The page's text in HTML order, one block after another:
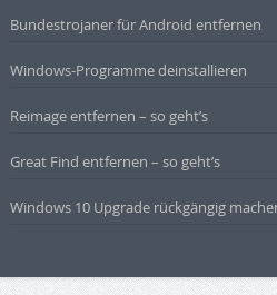
Bundestrojaner für Android entfernen
Windows-Programme deinstallieren
Reimage entfernen – so geht’s
Great Find entfernen – so geht’s
Windows 10 Upgrade rückgängig